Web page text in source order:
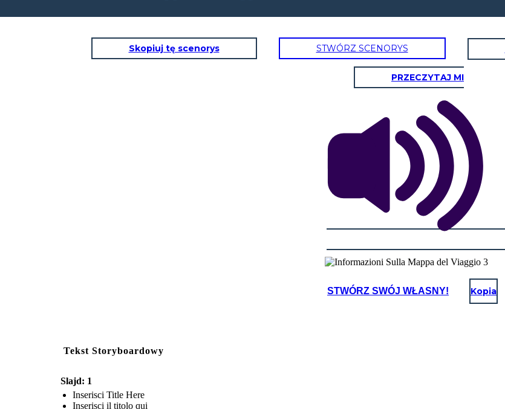
Skopiuj tę scenorys STWÓRZ SCENORYS
PRZECZYTAJ MI
STWÓRZ SWÓJ WŁASNY! Kopia
Tekst Storyboardowy
Slajd: 1
Inserisci Title Here
Inserisci il titolo qui